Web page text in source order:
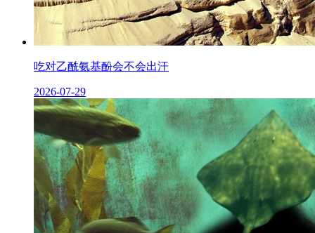
吃对乙酰氨基酚会不会出汗
2026-07-29